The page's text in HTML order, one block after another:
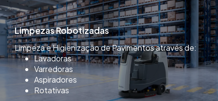
Limpezas Robotizadas
Limpeza e Higienização de Pavimentos através de:
Lavadoras
Varredoras
Aspiradores
Rotativas